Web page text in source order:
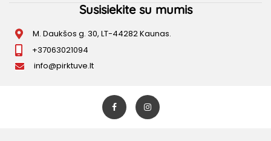
Susisiekite su mumis
M. Daukšos g. 30, LT-44282 Kaunas.
+37063021094
info@pirktuve.lt